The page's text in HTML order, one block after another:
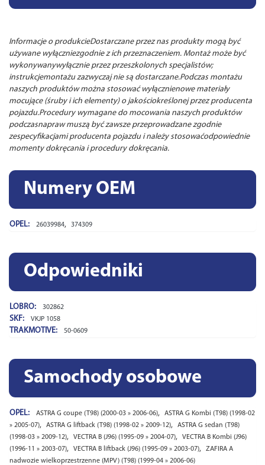
Informacje o produkcieDostarczane przez nas produkty mogą być
używane wyłączniezgodnie z ich przeznaczeniem. Montaż może być
wykonywanywyłącznie przez przeszkolonych specjalistów;
instrukcjemontażu zazwyczaj nie są dostarczane.Podczas montażu
naszych produktów można stosować wyłącznienowe materiały
mocujące (śruby i ich elementy) o jakościokreślonej przez producenta
pojazdu.Procedury wymagane do mocowania naszych produktów
podczasnapraw muszą być zawsze przeprowadzane zgodnie
zespecyfikacjami producenta pojazdu i należy stosowaćodpowiednie
momenty dokręcania i procedury dokręcania.
Numery OEM
OPEL: 26039984, 374309
Odpowiedniki
LOBRO: 302862
SKF: VKJP 1058
TRAKMOTIVE: 50-0609
Samochody osobowe
OPEL: ASTRA G coupe (T98) (2000-03 » 2006-06),
ASTRA G Kombi (T98) (1998-02
» 2005-07), ASTRA G liftback (T98) (1998-02 » 2009-12),
ASTRA G sedan (T98)
(1998-03 » 2009-12), VECTRA B (J96) (1995-09 » 2004-07),
VECTRA B Kombi (J96)
(1996-11 » 2003-07), VECTRA B liftback (J96) (1995-09 » 2003-07),
ZAFIRA A
nadwozie wielkoprzestrzenne (MPV) (T98) (1999-04 » 2006-06)